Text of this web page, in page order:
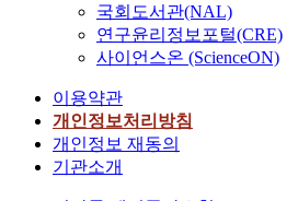
국회도서관(NAL)
연구윤리정보포털(CRE)
사이언스온 (ScienceON)
이용약관
개인정보처리방침
개인정보 재동의
기관소개